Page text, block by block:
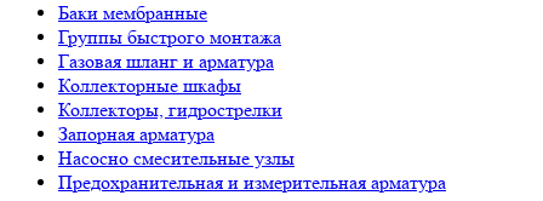
Баки мембранные
Группы быстрого монтажа
Газовая шланг и арматура
Коллекторные шкафы
Коллекторы, гидрострелки
Запорная арматура
Насосно смесительные узлы
Предохранительная и измерительная арматура